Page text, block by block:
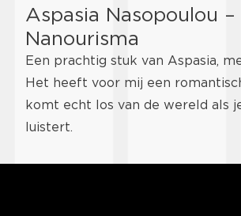
Aspasia Nasopoulou –
Nanourisma
Een prachtig stuk van Aspasia,
Het heeft voor mij een
komt echt los van de wereld als
luistert.